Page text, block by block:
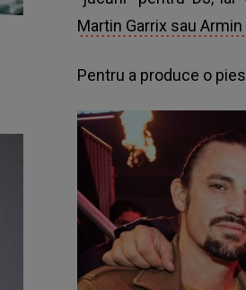
Martin Garrix sau
Pentru a produce o